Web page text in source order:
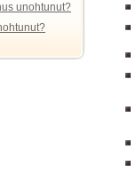
unohtunut?